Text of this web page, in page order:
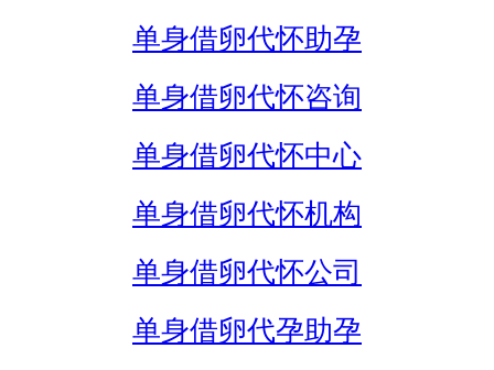
单身借卵代怀助孕
单身借卵代怀咨询
单身借卵代怀中心
单身借卵代怀机构
单身借卵代怀公司
单身借卵代孕助孕